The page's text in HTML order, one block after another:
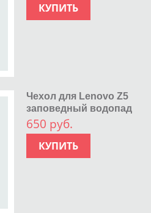
КУПИТЬ
Чехол для Lenovo Z5
заповедный водопад
650 руб.
КУПИТЬ